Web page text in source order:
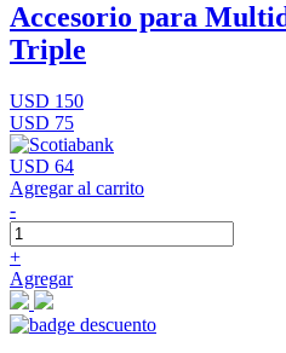
Accesorio para
Triple
USD 150
USD 75
USD 64
Agregar al carrito
-
+
Agregar